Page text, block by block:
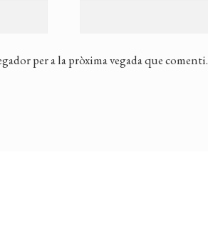
per a la pròxima vegada que comenti.